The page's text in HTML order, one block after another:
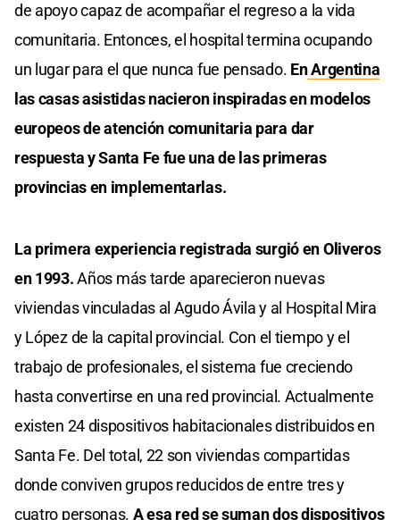
de apoyo capaz de acompañar el regreso a la vida
comunitaria. Entonces, el hospital termina ocupando
un lugar para el que nunca fue pensado. EnArgentina
las casas asistidas nacieron inspiradas en modelos
europeos de atención comunitaria para dar
respuesta y Santa Fe fue una de las primeras
provincias en implementarlas.
La primera experiencia registrada surgió en Oliveros
en 1993.Años más tarde aparecieron nuevas
viviendas vinculadas al Agudo Ávila y al Hospital Mira
y López de la capital provincial. Con el tiempo y el
trabajo de profesionales, el sistema fue creciendo
hasta convertirse en una red provincial. Actualmente
existen 24 dispositivos habitacionales distribuidos en
Santa Fe. Del total, 22 son viviendas compartidas
donde conviven grupos reducidos de entre tres y
cuatro personas. A esa red se suman dos dispositivos